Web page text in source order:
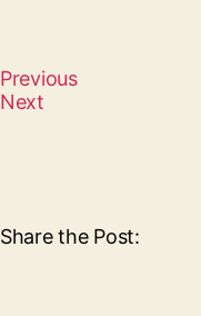
Previous
Next
Share the Post: